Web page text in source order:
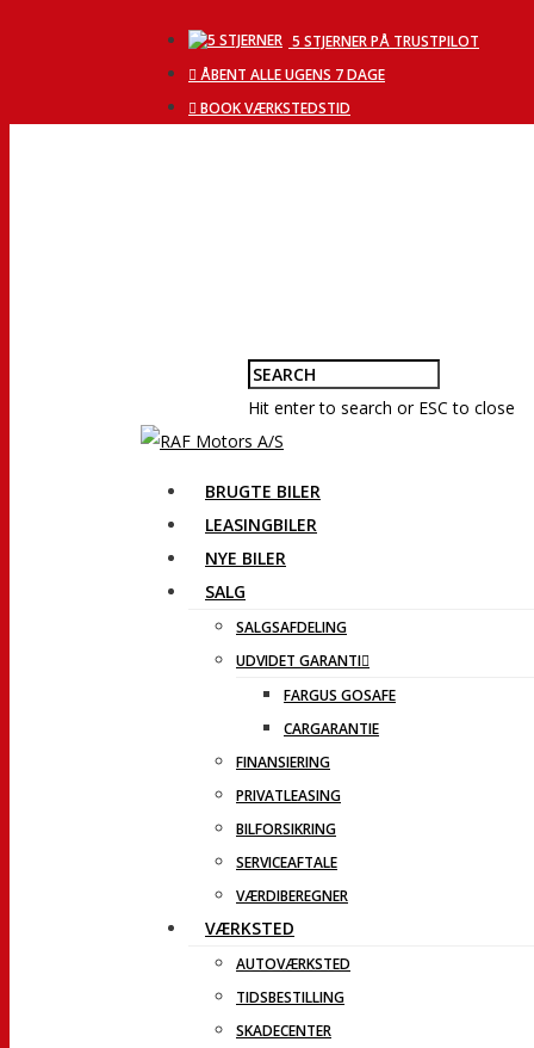
5 STJERNER PÅ TRUSTPILOT
ÅBENT ALLE UGENS 7 DAGE
BOOK VÆRKSTEDSTID
Hit enter to search or ESC to close
BRUGTE BILER
LEASINGBILER
NYE BILER
SALG
SALGSAFDELING
UDVIDET GARANTI
FARGUS GOSAFE
CARGARANTIE
FINANSIERING
PRIVATLEASING
BILFORSIKRING
SERVICEAFTALE
VÆRDIBEREGNER
VÆRKSTED
AUTOVÆRKSTED
TIDSBESTILLING
SKADECENTER